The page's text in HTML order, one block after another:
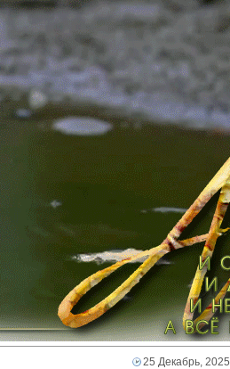
25 Декабрь, 2025